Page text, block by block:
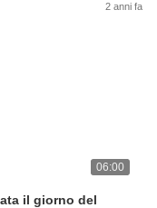
2 anni fa
06:00
il giorno del